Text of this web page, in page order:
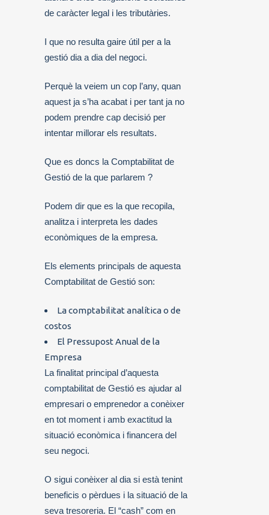
de caràcter legal i les tributàries.
I que no resulta gaire útil per a la
gestió dia a dia del negoci.
Perquè la veiem un cop l’any, quan
aquest ja s’ha acabat i per tant ja no
podem prendre cap decisió per
intentar millorar els resultats.
Que es doncs la Comptabilitat de
Gestió de la que parlarem ?
Podem dir que es la que recopila,
analitza i interpreta les dades
econòmiques de la empresa.
Els elements principals de aquesta
Comptabilitat de Gestió son:
La comptabilitat analítica o de
costos
El Pressupost Anual de la
Empresa
La finalitat principal d’aquesta
comptabilitat de Gestió es ajudar al
empresari o emprenedor a conèixer
en tot moment i amb exactitud la
situació econòmica i financera del
seu negoci.
O sigui conèixer al dia si està tenint
beneficis o pèrdues i la situació de la
seva tresoreria. El “cash” com en